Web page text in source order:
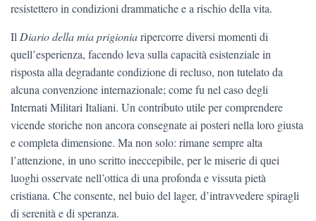
resistettero in condizioni drammatiche e a rischio della vita.
Il Diario della mia prigioniaripercorre diversi momenti di
quell’esperienza, facendo leva sulla capacità esistenziale in
risposta alla degradante condizione di recluso, non tutelato da
alcuna convenzione internazionale; come fu nel caso degli
Internati Militari Italiani. Un contributo utile per comprendere
vicende storiche non ancora consegnate ai posteri nella loro giusta
e completa dimensione. Ma non solo: rimane sempre alta
l’attenzione, in uno scritto ineccepibile, per le miserie di quei
luoghi osservate nell’ottica di una profonda e vissuta pietà
cristiana. Che consente, nel buio del lager, d’intravvedere spiragli
di serenità e di speranza.